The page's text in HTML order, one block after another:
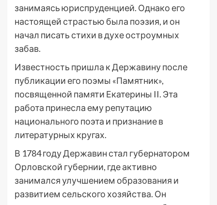
занимаясь юриспруденцией. Однако его
настоящей страстью была поэзия, и он
начал писать стихи в духе остроумных
забав.
Известность пришла к Державину после
публикации его поэмы «Памятник»,
посвященной памяти Екатерины II. Эта
работа принесла ему репутацию
национального поэта и признание в
литературных кругах.
В 1784 году Державин стал губернатором
Орловской губернии, где активно
занимался улучшением образования и
развитием сельского хозяйства. Он